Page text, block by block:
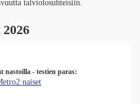
talviolosuhteisiin.
nastoilla - testien paras:
naiset​